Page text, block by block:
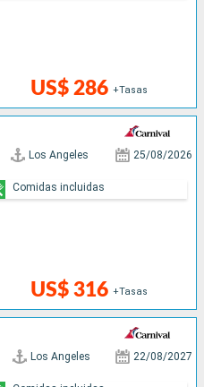
US$ 286 +Tasas
Los Angeles 25/08/2026
US$ 316 +Tasas
Comidas incluidas
Los Angeles 22/08/2027